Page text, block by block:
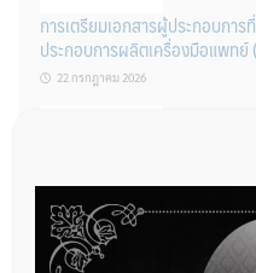
การเตรียมเอกสารผู้ประกอบกา
ประกอบการผลิตเครื่องมือแพทย์
22 กรกฎาคม 2026
ผู้ประกอบการผลิต และ นักวิจัย
ต้องทำอย่างไรบ้าง
22 กรกฎาคม 2026